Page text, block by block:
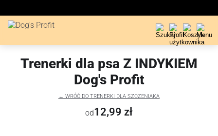
Trenerki dla psa Z INDYKIEM
Dog's Profit
← WRÓĆ DO TRENERKI DLA SZCZENIAKA
od12,99 zł